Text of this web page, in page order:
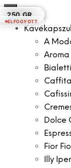
×
A
Aroma
Dolce
Fior
Illy
1 KG.
250 GR.
250 GR.
250 GR.
250 GR.
250 GR.
250 GR.
ELFOGYOTT